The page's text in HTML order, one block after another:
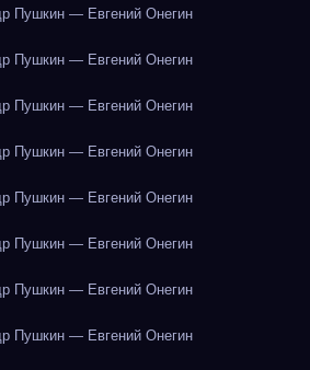
Пушкин — Евгений Онегин
Пушкин — Евгений Онегин
Пушкин — Евгений Онегин
Пушкин — Евгений Онегин
Пушкин — Евгений Онегин
Пушкин — Евгений Онегин
Пушкин — Евгений Онегин
Пушкин — Евгений Онегин